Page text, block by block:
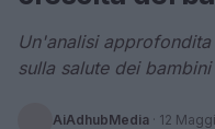
Un'analisi
sulla salute dei
AiAdhubMedia · 12